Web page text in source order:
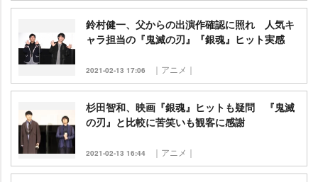
鈴村健一、父からの出演作確認に照れ 人気キ
ャラ担当の『鬼滅の刃』『銀魂』ヒット実感
2021-02-13 17:06 ｜アニメ｜
杉田智和、映画『銀魂』ヒットも疑問 『鬼滅
の刃』と比較に苦笑いも観客に感謝
2021-02-13 16:44 ｜アニメ｜